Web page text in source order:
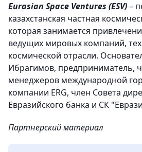
Eurasian Space Ventures (ESV)–
казахстанская частная
которая занимается
ведущих мировых компаний,
космической отрасли.
Ибрагимов, предприниматель,
менеджеров международной
компании ERG, член Совета
Евразийского банка и СК
Партнерский материал